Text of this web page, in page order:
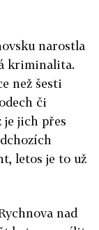
narostla
kriminalita.
než šesti
či
je jich přes
letos je to už
nad